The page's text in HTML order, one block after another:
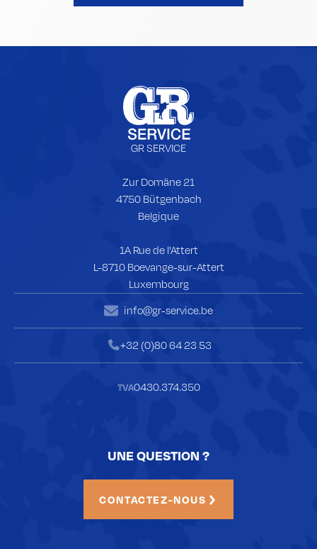
GR SERVICE
Zur Domäne 21
4750 Bütgenbach
Belgique
1A Rue de l'Attert
L-8710 Boevange-sur-Attert
Luxembourg
Envoyer un mail à
info@gr-service.be
Téléphoner au
+32 (0)80 64 23 53
TVA0430.374.350
UNE QUESTION ?
CONTACTEZ-NOUS